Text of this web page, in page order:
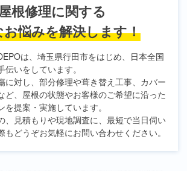
根修理に関する
お悩みを解決します！
は、埼玉県行田市をはじめ、日本全国
いをしています。
に対し、部分修理や葺き替え工事、カバー
ど、屋根の状態やお客様のご希望に沿った
提案・実施しています。
、見積もりや現地調査に、最短で当日伺い
もどうぞお気軽にお問い合わせください。